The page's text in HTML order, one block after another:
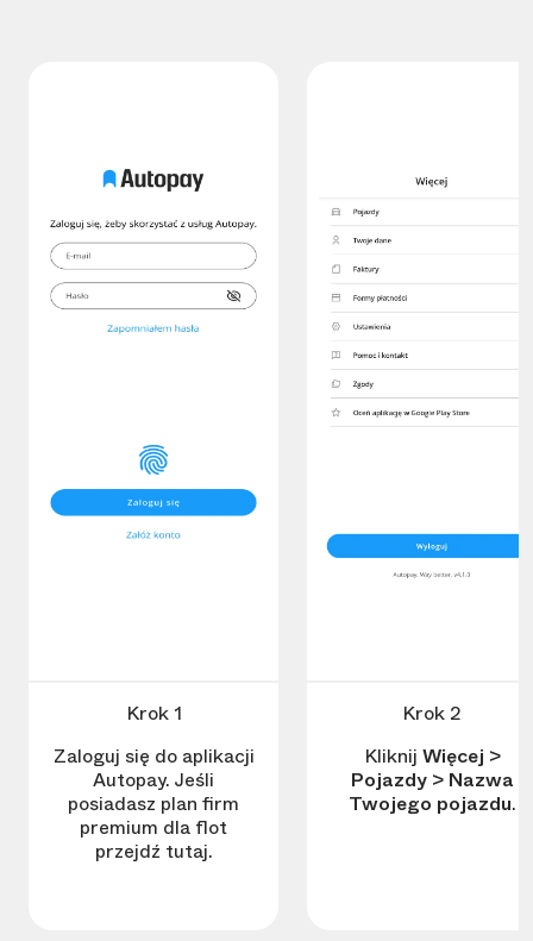
Krok 1
Zaloguj się do aplikacji
Autopay. Jeśli
posiadasz plan firm
premium dla flot
przejdź tutaj.
Krok 2
Kliknij Więcej >
Pojazdy> Nazwa
Twojego pojazdu.